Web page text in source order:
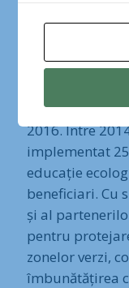
***
Cu o activitate
inițiatoarea și
natural urban
Văcărești,
2016. Între
implementat
educație
beneficiari. Cu
și al
pentru
zonelor verzi,
îmbunătățirea